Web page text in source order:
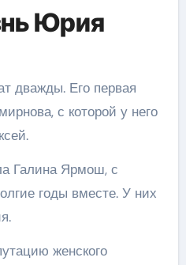
Юрия
дважды. Его первая
с которой у него
Галина Ярмош, с
годы вместе. У них
женского